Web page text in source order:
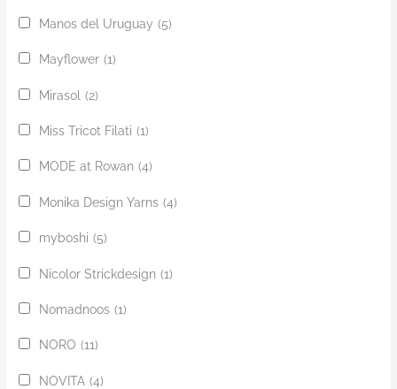
Manos del Uruguay (5)
Mayflower (1)
Mirasol (2)
Miss Tricot Filati (1)
MODE at Rowan (4)
Monika Design Yarns (4)
myboshi (5)
Nicolor Strickdesign (1)
Nomadnoos (1)
NORO (11)
NOVITA (4)